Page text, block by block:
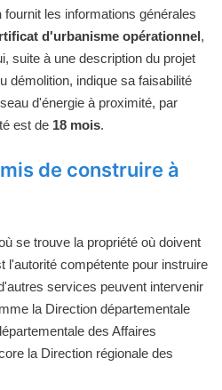
fournit les informations générales
d'urbanisme opérationnel,
suite à une description du projet
démolition, indique sa faisabilité
d'énergie à proximité, par
est de 18 mois.
de construire à
se trouve la propriété où doivent
l'autorité compétente pour instruire
services peuvent intervenir
la Direction départementale
des Affaires
la Direction régionale des